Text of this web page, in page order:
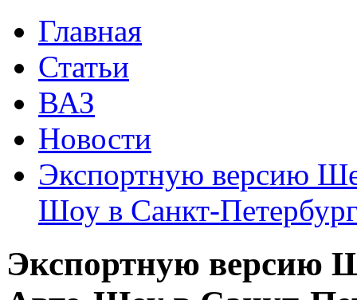
Главная
Статьи
ВАЗ
Новости
Экспортную версию
Шоу в Санкт-
Экспортную версию